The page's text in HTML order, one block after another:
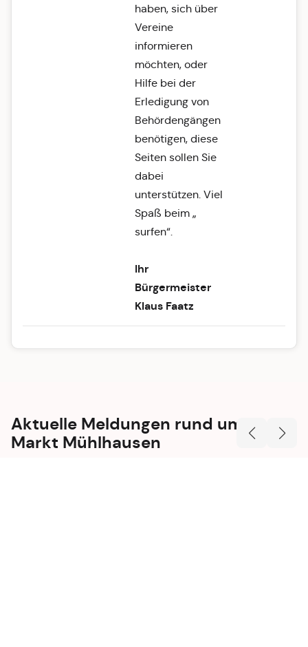
haben, sich über
Vereine
informieren
möchten, oder
Hilfe bei der
Erledigung von
Behördengängen
benötigen, diese
Seiten sollen Sie
dabei
unterstützen. Viel
Spaß beim „
surfen“.
Ihr
Bürgermeister
Klaus Faatz
Aktuelle Meldungen rund um den
Markt Mühlhausen